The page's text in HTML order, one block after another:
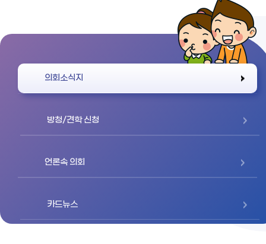
의회소식지
방청/견학 신청
언론속 의회
카드뉴스